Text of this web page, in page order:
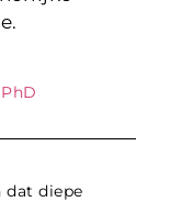
dat diepe